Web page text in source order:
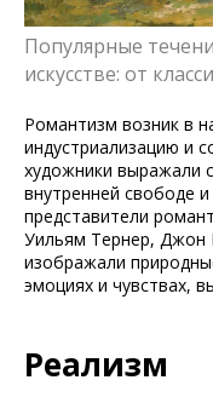
Популярные
искусстве: от
Романтизм возник в
индустриализацию и
художники выражали
внутренней свободе
представители
Уильям Тернер, Джон
изображали
эмоциях и чувствах,
Реализм